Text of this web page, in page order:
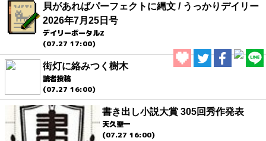
貝があればパーフェクトに縄文 / うっかりデイリー
2026年7月25日号
デイリーポータルZ
(07.27 17:00)
街灯に絡みつく樹木
読者投稿
(07.27 16:00)
書き出し小説大賞 305回秀作発表
天久聖一
(07.27 16:00)